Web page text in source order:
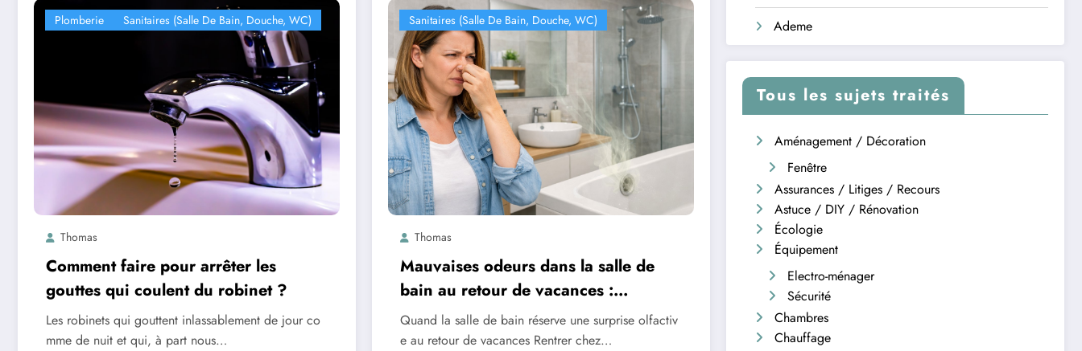
Plomberie Sanitaires (salle De Bain, Douche, WC)
Thomas
Comment faire pour arrêter les
gouttes qui coulent du robinet ?
Les robinets qui gouttent inlassablement de jour co
mme de nuit et qui, à part nous…
Sanitaires (salle De Bain, Douche, WC)
Thomas
Mauvaises odeurs dans la salle de
bain au retour de vacances :
comprendre, agir et prévenir
durablement
Quand la salle de bain réserve une surprise olfactiv
e au retour de vacances Rentrer chez…
Ademe
Tous les sujets traités
Aménagement / Décoration
Fenêtre
Assurances / Litiges / Recours
Astuce / DIY / Rénovation
Écologie
Équipement
Electro-ménager
Sécurité
Chambres
Chauffage